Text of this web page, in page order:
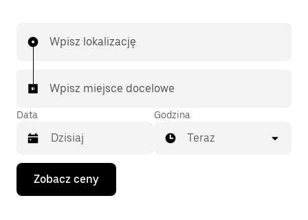
Wpisz lokalizację
Wpisz miejsce docelowe
Data
Naciśnij
klawisz
strzałki
Godzina
Teraz
Zobacz ceny